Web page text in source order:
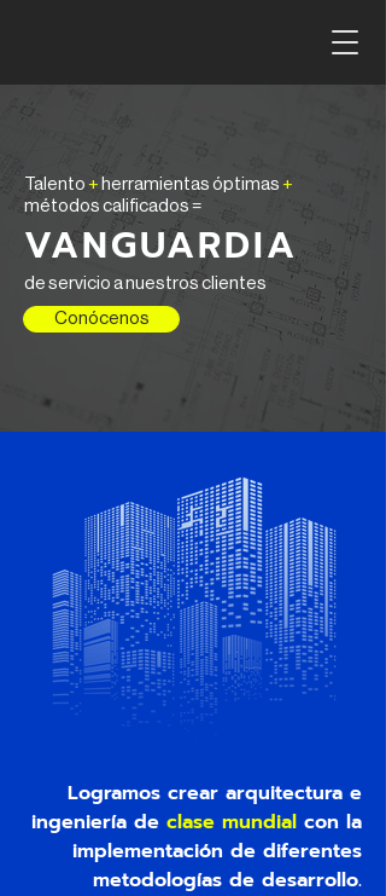
Talento + herramientas óptimas +
métodos calificados =
VANGUARDIA
de servicio a nuestros clientes
Conócenos
Logramos crear arquitectura e
ingeniería de clase mundial con la
implementación de diferentes
metodologías de desarrollo.